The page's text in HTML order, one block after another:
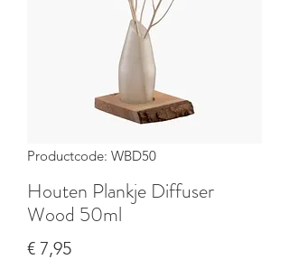
Productcode: WBD50
Houten Plankje Diffuser
Wood 50ml
€ 7,95Prijs